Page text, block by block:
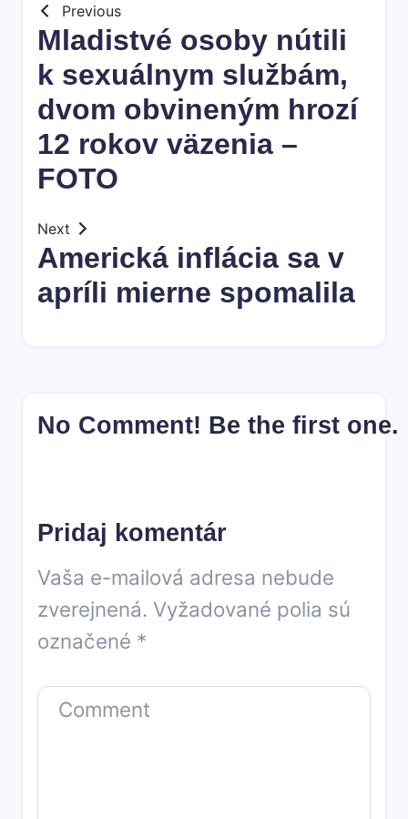
Previous
Mladistvé osoby nútili
k sexuálnym službám,
dvom obvineným hrozí
12 rokov väzenia –
FOTO
Next
Americká inflácia sa v
apríli mierne spomalila
No Comment! Be the first one.
Pridaj komentár
Vaša e-mailová adresa nebude
zverejnená. Vyžadované polia sú
označené *